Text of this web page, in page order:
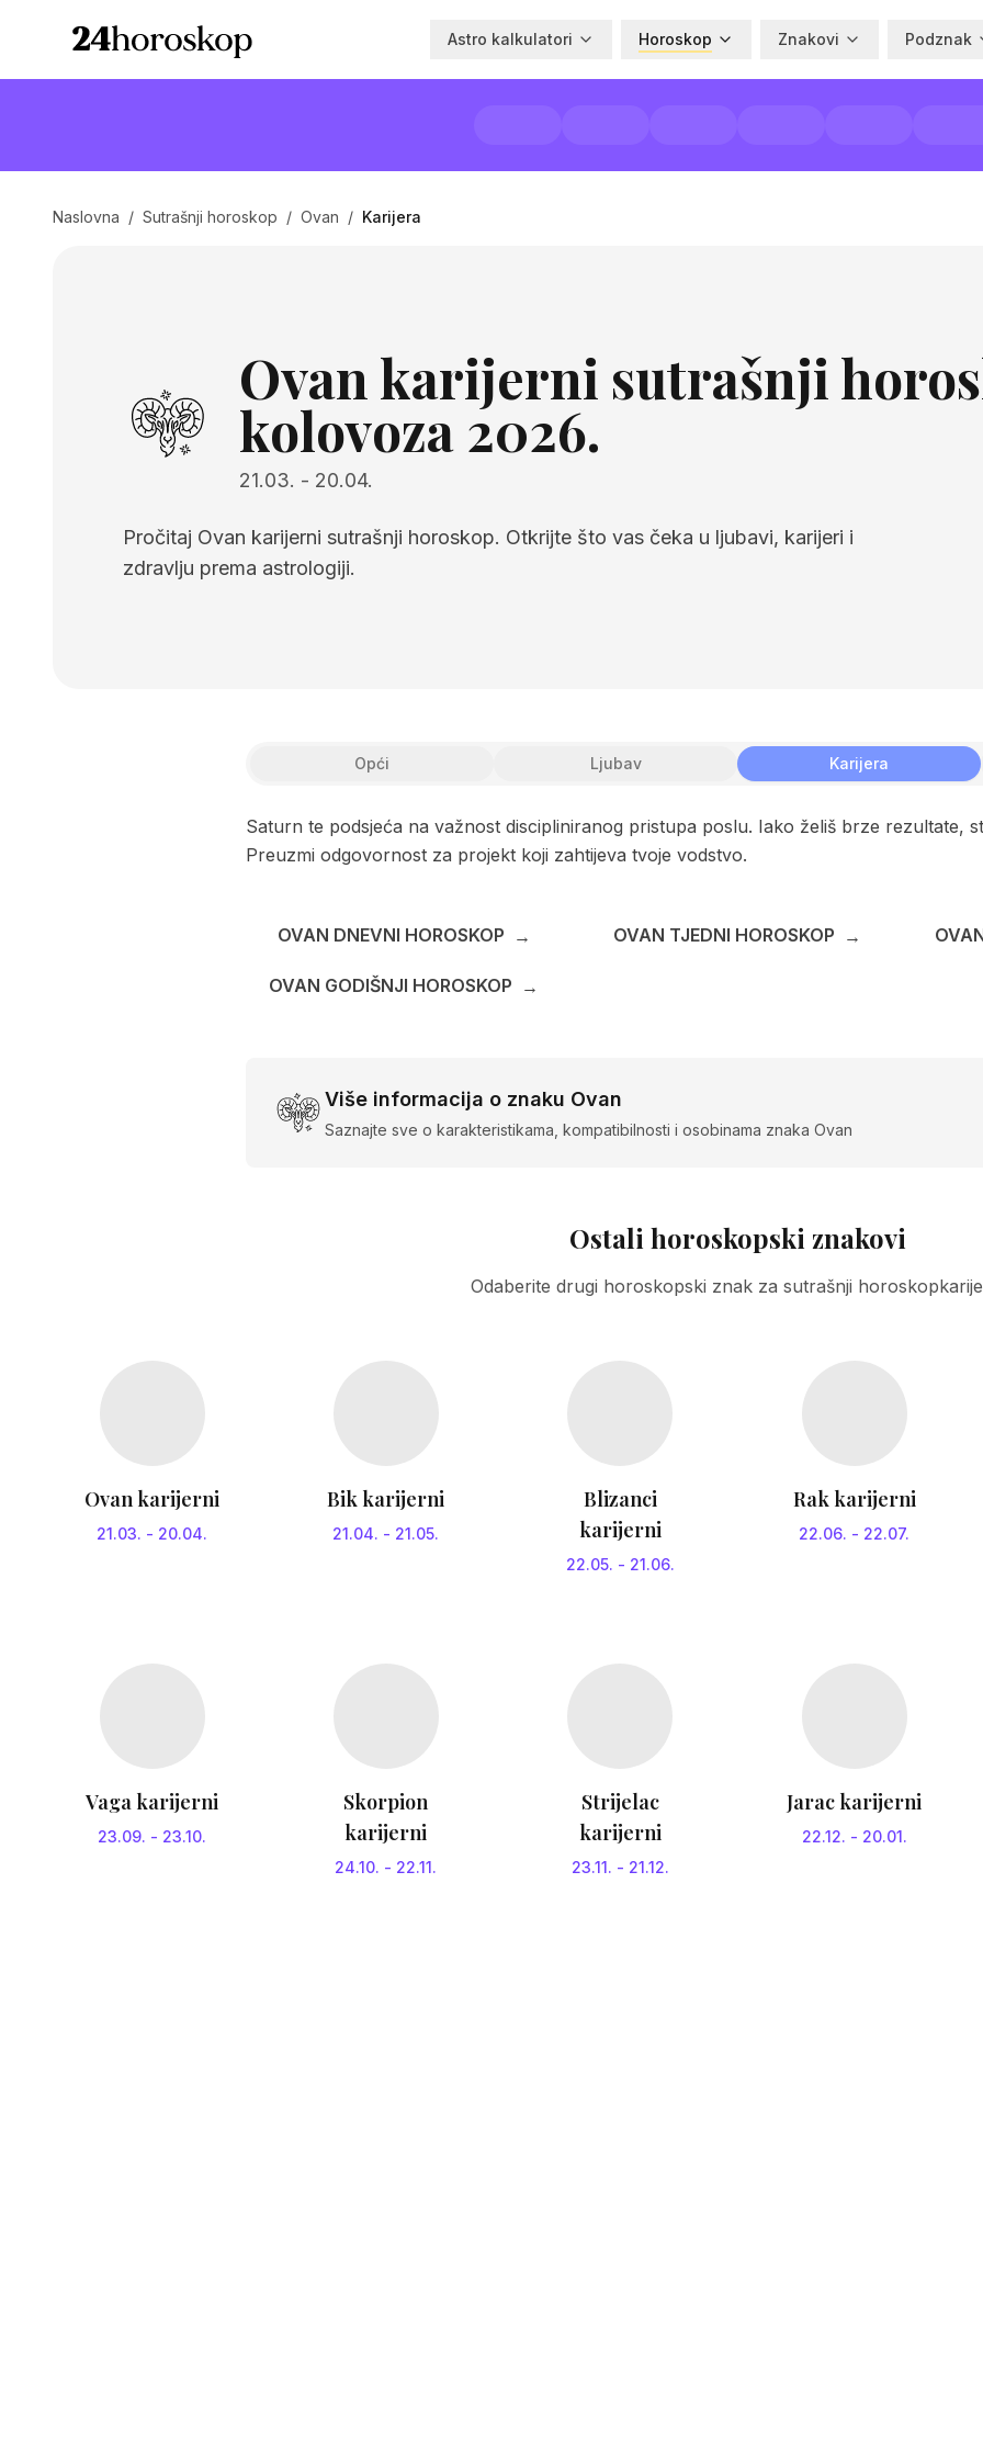
Astro kalkulatori Horoskop Znakovi Podznak
Naslovna / Sutrašnji horoskop / Ovan / Karijera
Ovan karijerni sutrašnji
kolovoza 2026.
21.03. - 20.04.
Pročitaj Ovan karijerni sutrašnji horoskop. Otkrijte što vas čeka u ljubavi, karijeri i
zdravlju prema astrologiji.
Opći Ljubav Karijera
Saturn te podsjeća na važnost discipliniranog pristupa poslu. Iako želiš brze rezultate,
Preuzmi odgovornost za projekt koji zahtijeva tvoje vodstvo.
OVAN DNEVNI HOROSKOP → OVAN TJEDNI HOROSKOP →
OVAN GODIŠNJI HOROSKOP →
Više informacija o znaku Ovan
Saznajte sve o karakteristikama, kompatibilnosti i osobinama znaka Ovan
Ostali horoskopski znakovi
Odaberite drugi horoskopski znak za sutrašnji
Ovan karijerni
21.03. - 20.04.
Bik karijerni
21.04. - 21.05.
Blizanci
karijerni
22.05. - 21.06.
Rak karijerni
22.06. - 22.07.
Vaga karijerni
23.09. - 23.10.
Skorpion
karijerni
24.10. - 22.11.
Strijelac
karijerni
23.11. - 21.12.
Jarac karijerni
22.12. - 20.01.